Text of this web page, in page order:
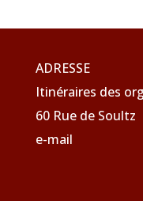
ADRESSE
Itinéraires des
60 Rue de Soultz
e-mail